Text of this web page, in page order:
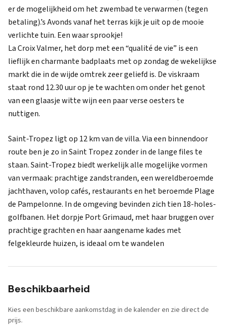
er de mogelijkheid om het zwembad te verwarmen (tegen
betaling).’s Avonds vanaf het terras kijk je uit op de mooie
verlichte tuin. Een waar sprookje!
La Croix Valmer, het dorp met een “qualité de vie” is een
lieflijk en charmante badplaats met op zondag de wekelijkse
markt die in de wijde omtrek zeer geliefd is. De viskraam
staat rond 12.30 uur op je te wachten om onder het genot
van een glaasje witte wijn een paar verse oesters te
nuttigen.
Saint-Tropez ligt op 12 km van de villa. Via een binnendoor
route ben je zo in Saint Tropez zonder in de lange files te
staan. Saint-Tropez biedt werkelijk alle mogelijke vormen
van vermaak: prachtige zandstranden, een wereldberoemde
jachthaven, volop cafés, restaurants en het beroemde Plage
de Pampelonne. In de omgeving bevinden zich tien 18-holes-
golfbanen. Het dorpje Port Grimaud, met haar bruggen over
prachtige grachten en haar aangename kades met
felgekleurde huizen, is ideaal om te wandelen
Beschikbaarheid
Kies een beschikbare aankomstdag in de kalender en zie direct de
prijs.